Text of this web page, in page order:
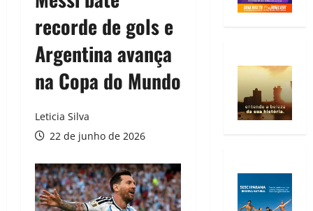
recorde de gols e
Argentina avança
na Copa do Mundo
Leticia Silva
22 de junho de 2026